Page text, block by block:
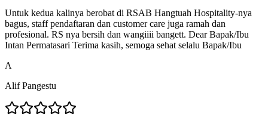
Untuk kedua kalinya berobat di RSAB Hangtuah Hospitality-nya
bagus, staff pendaftaran dan customer care juga ramah dan
profesional. RS nya bersih dan wangiiii bangett. Dear Bapak/Ibu
Intan Permatasari Terima kasih, semoga sehat selalu Bapak/Ibu
A
Alif Pangestu